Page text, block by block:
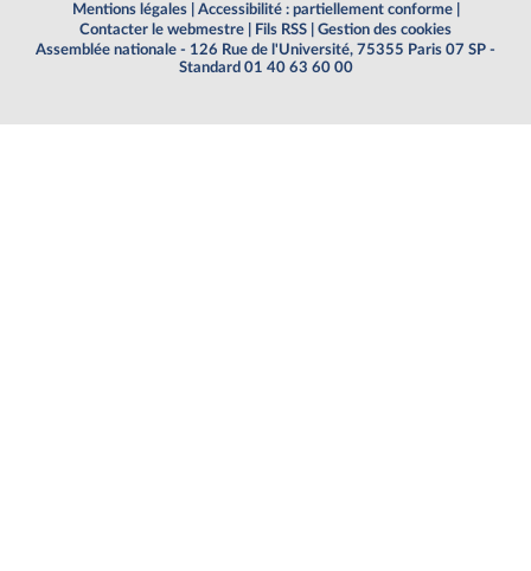
Mentions légales
Accessibilité : partiellement conforme
Contacter le webmestre
Fils RSS
Gestion des cookies
Assemblée nationale - 126 Rue de l'Université, 75355 Paris 07 SP -
Standard 01 40 63 60 00